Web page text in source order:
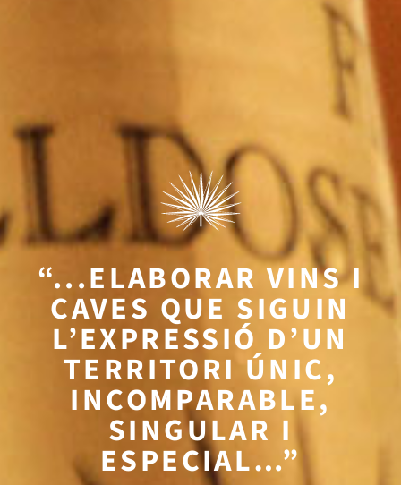
“...ELABORAR VINS I
CAVES QUE SIGUIN
L’EXPRESSIÓ D’UN
TERRITORI ÚNIC,
INCOMPARABLE,
SINGULAR I
ESPECIAL…”